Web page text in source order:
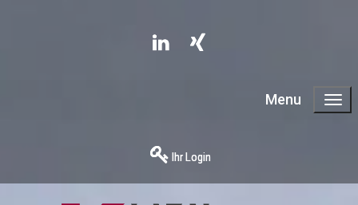
Menu
Ihr Login